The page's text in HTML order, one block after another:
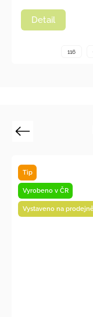
Detail
Previous